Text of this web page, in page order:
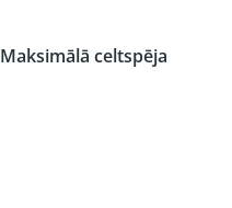
Maksimālā celtspēja